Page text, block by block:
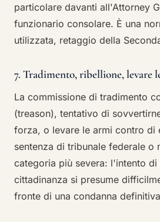
particolare davanti all'Attorney
funzionario consolare. È una
utilizzata, retaggio della
7. Tradimento, ribellione, levare
La commissione di tradimento
(treason), tentativo di
forza, o levare le armi contro di
sentenza di tribunale federale o
categoria più severa: l'intento di
cittadinanza si presume
fronte di una condanna